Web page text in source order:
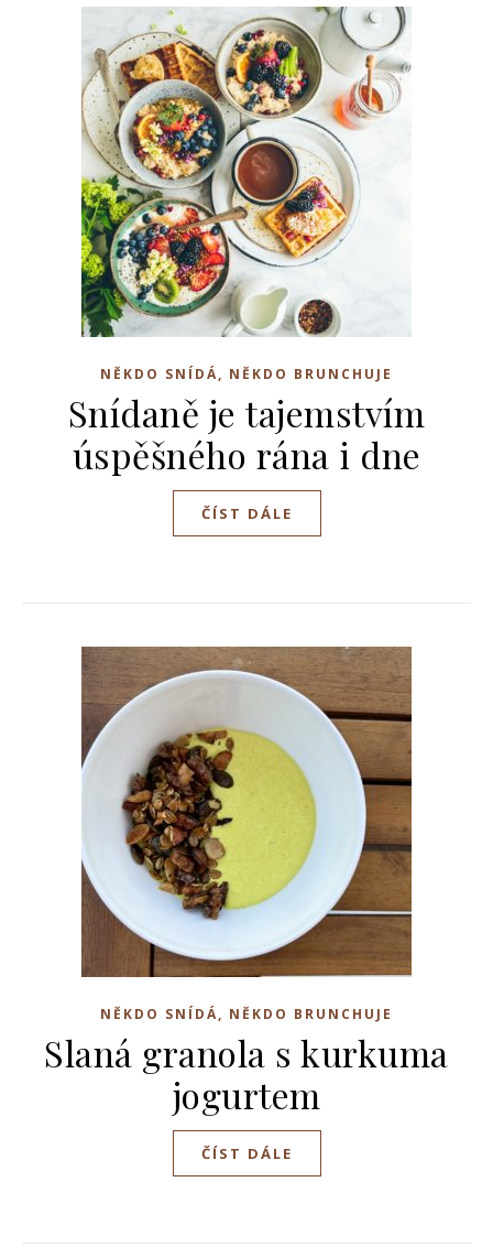
NĚKDO SNÍDÁ, NĚKDO BRUNCHUJE
Snídaně je tajemstvím
úspěšného rána i dne
ČÍST DÁLE
NĚKDO SNÍDÁ, NĚKDO BRUNCHUJE
Slaná granola s kurkuma
jogurtem
ČÍST DÁLE